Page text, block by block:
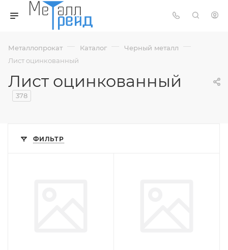
Металлопрокат — Каталог — Черный металл —
Лист оцинкованный
Лист оцинкованный
378
ФИЛЬТР